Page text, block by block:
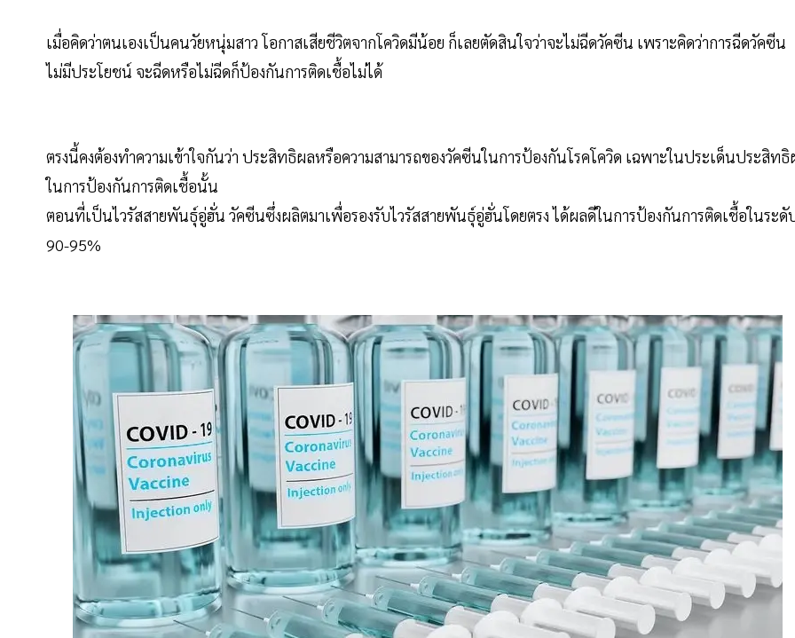
เมื่อคิดว่าตนเองเป็นคนวัยหนุ่มสาว โอกาสเสียชีวิตจากโควิดมีน้อย ก็เลยตัดสินใจว่าจะไม่ฉีดวัคซีน เพราะคิดว่าการฉีดวัคซีน
ไม่มีประโยชน์ จะฉีดหรือไม่ฉีดก็ป้องกันการติดเชื้อไม่ได้
ตรงนี้คงต้องทำความเข้าใจกันว่า ประสิทธิผลหรือความสามารถของวัคซีนในการป้องกันโรคโควิด เฉพาะในประเด็นประสิท
ในการป้องกันการติดเชื้อนั้น
ตอนที่เป็นไวรัสสายพันธุ์อู่ฮั่น วัคซีนซึ่งผลิตมาเพื่อรองรับไวรัสสายพันธุ์อู่ฮั่นโดยตรง ได้ผลดีในการป้องกันการติดเชื้อในระดั
90-95%